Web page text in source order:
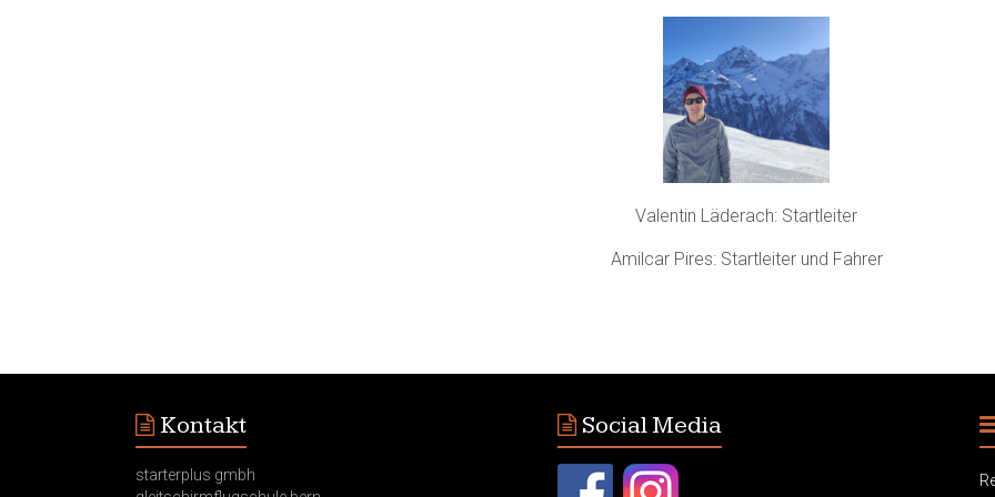
Valentin Läderach: Startleiter
Amilcar Pires: Startleiter und Fahrer
Kontakt
starterplus gmbh
Social Media